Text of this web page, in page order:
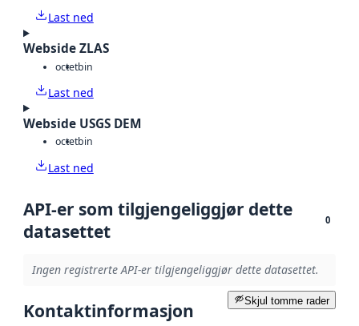
Last ned
Webside ZLAS
octetbin
Last ned
Webside USGS DEM
octetbin
Last ned
API-er som tilgjengeliggjør dette
datasettet
0
Ingen registrerte API-er tilgjengeliggjør dette datasettet.
Skjul tomme rader
Kontaktinformasjon